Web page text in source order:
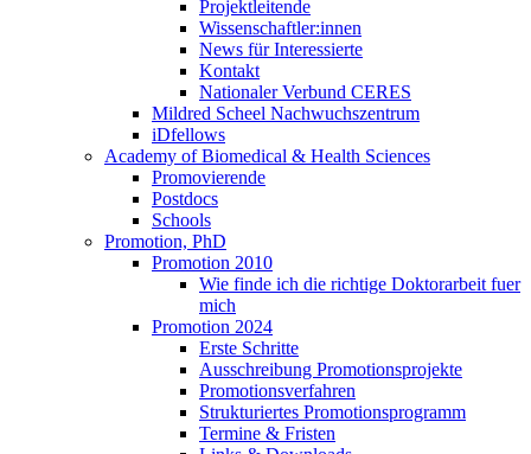
Projektleitende
Wissenschaftler:innen
News für Interessierte
Kontakt
Nationaler Verbund CERES
Mildred Scheel Nachwuchszentrum
iDfellows
Academy of Biomedical & Health Sciences
Promovierende
Postdocs
Schools
Promotion, PhD
Promotion 2010
Wie finde ich die richtige Doktorarbeit fuer
mich
Promotion 2024
Erste Schritte
Ausschreibung Promotionsprojekte
Promotionsverfahren
Strukturiertes Promotionsprogramm
Termine & Fristen